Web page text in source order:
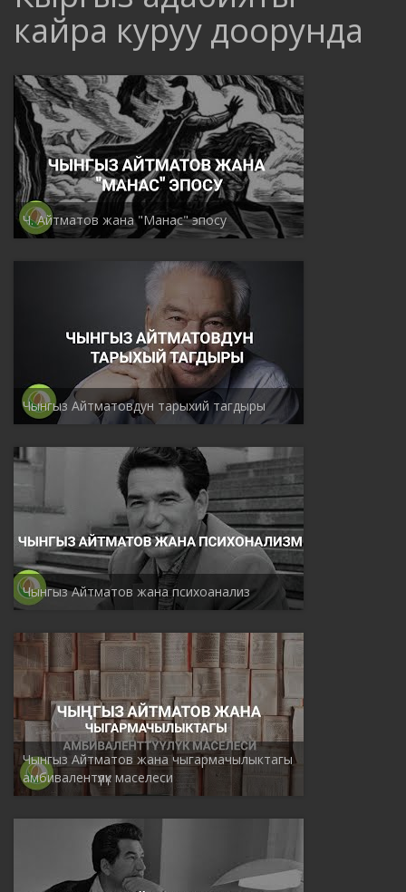
кайра куруу доорунда
Ч. Айтматов жана "Манас" эпосу
Чынгыз Айтматовдун тарыхий тагдыры
Чынгыз Айтматов жана психоанализ
Чынгыз Айтматов жана чыгармачылыктагы
амбивалентүүлүк маселеси